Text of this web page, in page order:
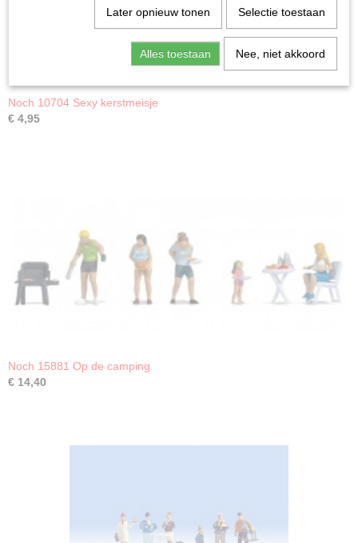
Noch 10704 Sexy kerstmeisje
€ 4,95
Noch 15881 Op de camping
€ 14,40
Later opnieuw tonen Selectie toestaan
Alles toestaan Nee, niet akkoord